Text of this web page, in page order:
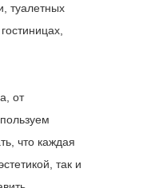
туалетных
от
что каждая
так и